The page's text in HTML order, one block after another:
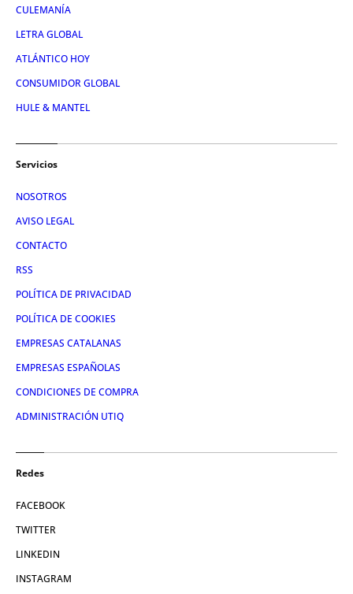
CULEMANÍA
LETRA GLOBAL
ATLÁNTICO HOY
CONSUMIDOR GLOBAL
HULE & MANTEL
Servicios
NOSOTROS
AVISO LEGAL
CONTACTO
RSS
POLÍTICA DE PRIVACIDAD
POLÍTICA DE COOKIES
EMPRESAS CATALANAS
EMPRESAS ESPAÑOLAS
CONDICIONES DE COMPRA
ADMINISTRACIÓN UTIQ
Redes
FACEBOOK
TWITTER
LINKEDIN
INSTAGRAM